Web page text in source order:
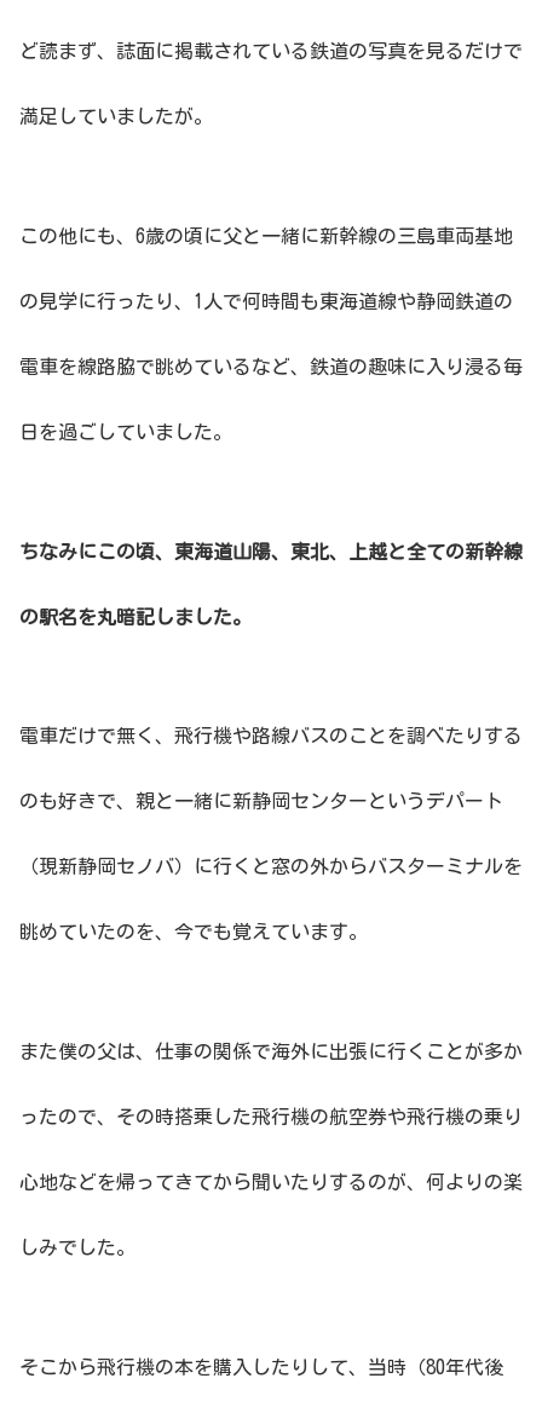
ど読まず、誌面に掲載されている鉄道の写真を見るだけで
満足していましたが。
この他にも、6歳の頃に父と一緒に新幹線の三島車両基地
の見学に行ったり、1人で何時間も東海道線や静岡鉄道の
電車を線路脇で眺めているなど、鉄道の趣味に入り浸る毎
日を過ごしていました。
ちなみにこの頃、東海道山陽、東北、上越と全ての新幹線
の駅名を丸暗記しました。
電車だけで無く、飛行機や路線バスのことを調べたりする
のも好きで、親と一緒に新静岡センターというデパート
（現新静岡セノバ）に行くと窓の外からバスターミナルを
眺めていたのを、今でも覚えています。
また僕の父は、仕事の関係で海外に出張に行くことが多か
ったので、その時搭乗した飛行機の航空券や飛行機の乗り
心地などを帰ってきてから聞いたりするのが、何よりの楽
しみでした。
そこから飛行機の本を購入したりして、当時（80年代後